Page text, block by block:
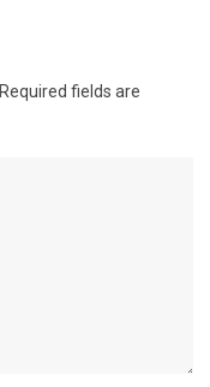
Required fields are